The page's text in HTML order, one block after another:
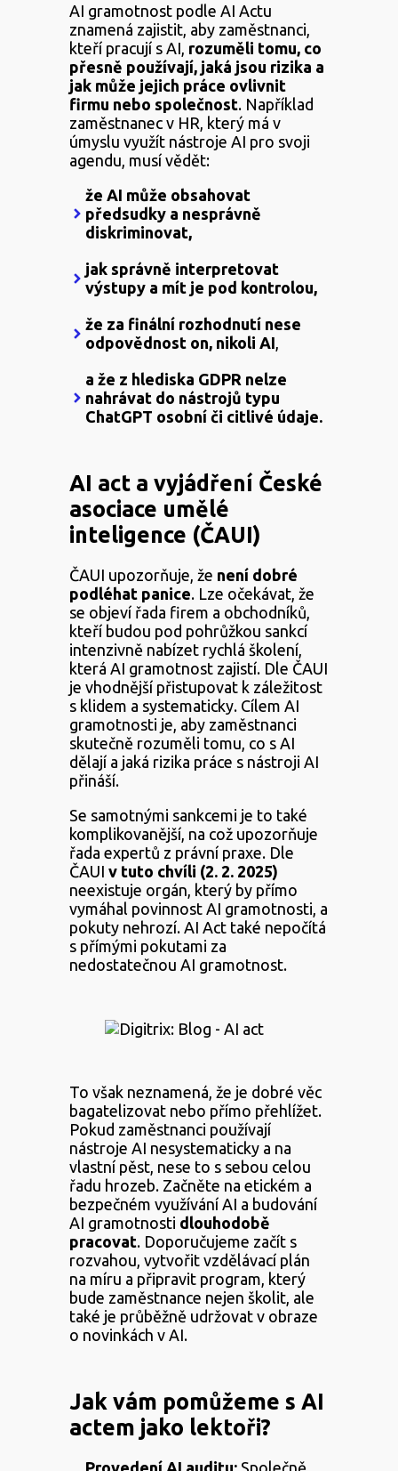
AI gramotnost podle AI Actu
znamená zajistit, aby zaměstnanci,
kteří pracují s AI, rozuměli tomu, co
přesně používají, jaká jsou rizika a
jak může jejich práce ovlivnit
firmu nebo společnost. Například
zaměstnanec v HR, který má v
úmyslu využít nástroje AI pro svoji
agendu, musí vědět:
že AI může obsahovat
předsudky a nesprávně
diskriminovat,
jak správně interpretovat
výstupy a mít je pod kontrolou,
že za finální rozhodnutí nese
odpovědnost on, nikoli AI
a že z hlediska GDPR nelze
nahrávat do nástrojů typu
ChatGPT osobní či citlivé údaje.
AI act a vyjádření České
asociace umělé
inteligence (ČAUI)
ČAUI upozorňuje, že není dobré
podléhat panice. Lze očekávat, že
se objeví řada firem a obchodníků,
kteří budou pod pohrůžkou sankcí
intenzivně nabízet rychlá školení,
která AI gramotnost zajistí. Dle ČAUI
je vhodnější přistupovat k záležitost
s klidem a systematicky. Cílem AI
gramotnosti je, aby zaměstnanci
skutečně rozuměli tomu, co s AI
dělají a jaká rizika práce s nástroji AI
přináší.
Se samotnými sankcemi je to také
komplikovanější, na což upozorňuje
řada expertů z právní praxe. Dle
ČAUI v tuto chvíli (2. 2. 2025)
neexistuje orgán, který by přímo
vymáhal povinnost AI gramotnosti, a
pokuty nehrozí. AI Act také nepočítá
s přímými pokutami za
nedostatečnou AI gramotnost.
To však neznamená, že je dobré věc
bagatelizovat nebo přímo přehlížet.
Pokud zaměstnanci používají
nástroje AI nesystematicky a na
vlastní pěst, nese to s sebou celou
řadu hrozeb. Začněte na etickém a
bezpečném využívání AI a budování
AI gramotnosti dlouhodobě
pracovat. Doporučujeme začít s
rozvahou, vytvořit vzdělávací plán
na míru a připravit program, který
bude zaměstnance nejen školit, ale
také je průběžně udržovat v obraze
o novinkách v AI.
Jak vám pomůžeme s AI
actem jako lektoři?